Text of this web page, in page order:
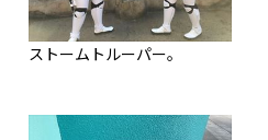
ストームトルーパー。